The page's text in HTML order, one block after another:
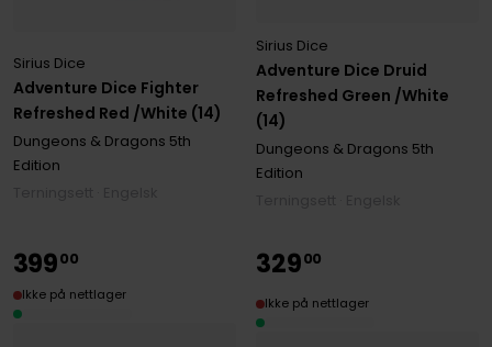
Adventure Dice Fighter
Refreshed Red /White (14)
Sirius Dice
Dungeons & Dragons 5th
Edition
Adventure Dice Druid
Refreshed Green /White
(14)
Sirius Dice
Dungeons & Dragons 5th
Edition
39900
Ikke på nettlager
32900
Ikke på nettlager